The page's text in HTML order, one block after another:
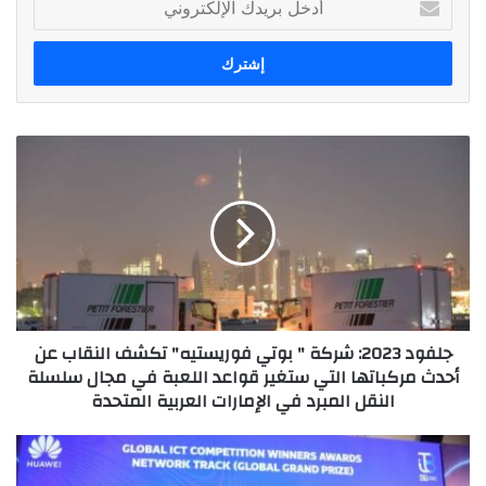
بريدك
الإلكتروني
فوريستيه"
تكشف
النقاب
عن
أحدث
مركباتها
قواعد
اللعبة
جلفود 2023: شركة " بوتي فوريستيه" تكشف النقاب عن
أحدث مركباتها التي ستغير قواعد اللعبة في مجال سلسلة
النقل المبرد في الإمارات العربية المتحدة
هواوي
تكنولوجيز